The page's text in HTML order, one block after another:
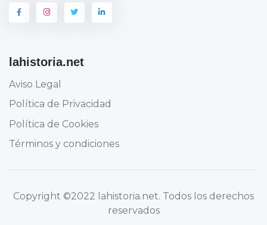
lahistoria.net
Aviso Legal
Política de Privacidad
Política de Cookies
Términos y condiciones
Copyright ©2022 lahistoria.net. Todos los derechos
reservados